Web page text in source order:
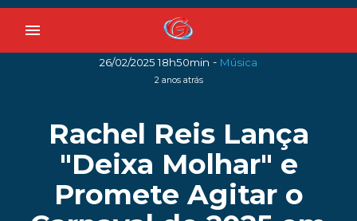
menu
26/02/2025 18h50min - Música
2 anos atrás
Rachel Reis Lança
"Deixa Molhar" e
Promete Agitar o